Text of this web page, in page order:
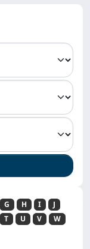
G H I
J
T U V
W